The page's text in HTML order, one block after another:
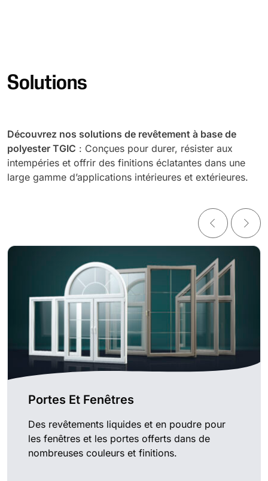
Solutions
Découvrez nos solutions de revêtement à base de
polyester TGIC : Conçues pour durer, résister aux
intempéries et offrir des finitions éclatantes dans une
large gamme d’applications intérieures et extérieures.
Portes Et Fenêtres
Des revêtements liquides et en poudre pour
les fenêtres et les portes offerts dans de
nombreuses couleurs et finitions.